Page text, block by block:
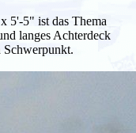
5'-5" ist das Thema
langes Achterdeck
Schwerpunkt.